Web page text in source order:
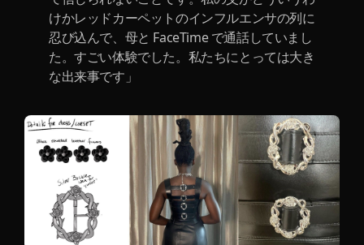
けかレッドカーペットのインフルエンサの列に
忍び込んで、母と FaceTime で通話していまし
た。すごい体験でした。私たちにとっては大き
な出来事です」